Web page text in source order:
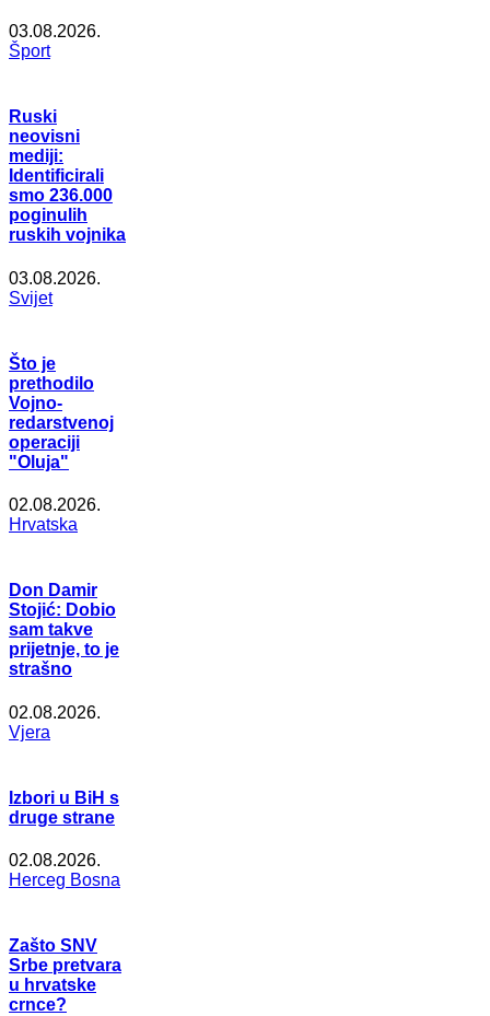
03.08.2026.
Šport
Ruski
neovisni
mediji:
Identificirali
smo 236.000
poginulih
ruskih vojnika
03.08.2026.
Svijet
Što je
prethodilo
Vojno-
redarstvenoj
operaciji
"Oluja"
02.08.2026.
Hrvatska
Don Damir
Stojić: Dobio
sam takve
prijetnje, to je
strašno
02.08.2026.
Vjera
Izbori u BiH s
druge strane
02.08.2026.
Herceg Bosna
Zašto SNV
Srbe pretvara
u hrvatske
crnce?